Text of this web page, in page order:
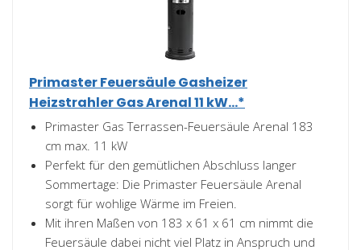
Primaster Feuersäule Gasheizer
Heizstrahler Gas Arenal 11 kW...*
Primaster Gas Terrassen-Feuersäule Arenal 183
cm max. 11 kW
Perfekt für den gemütlichen Abschluss langer
Sommertage: Die Primaster Feuersäule Arenal
sorgt für wohlige Wärme im Freien.
Mit ihren Maßen von 183 x 61 x 61 cm nimmt die
Feuersäule dabei nicht viel Platz in Anspruch und